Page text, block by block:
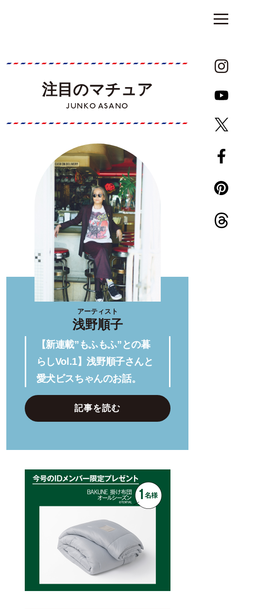
注目のマチュア
JUNKO ASANO
アーティスト
浅野順子
【新連載”もふもふ”との暮
らしVol.1】浅野順子さんと
愛犬ビスちゃんのお話。
記事を読む